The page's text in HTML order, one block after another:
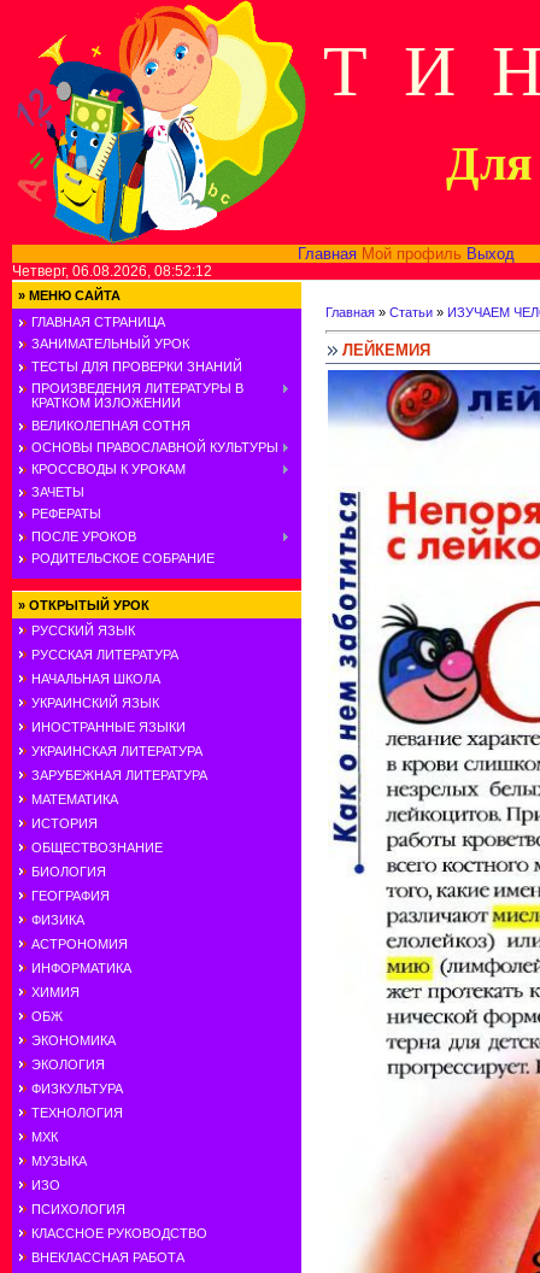
Т И
Для
Главная Мой профиль Выход
Четверг, 06.08.2026, 08:52:12
» МЕНЮ САЙТА
ГЛАВНАЯ СТРАНИЦА
ЗАНИМАТЕЛЬНЫЙ УРОК
ТЕСТЫ ДЛЯ ПРОВЕРКИ ЗНАНИЙ
ПРОИЗВЕДЕНИЯ ЛИТЕРАТУРЫ В
КРАТКОМ ИЗЛОЖЕНИИ
ВЕЛИКОЛЕПНАЯ СОТНЯ
ОСНОВЫ ПРАВОСЛАВНОЙ КУЛЬТУРЫ
КРОССВОДЫ К УРОКАМ
ЗАЧЕТЫ
РЕФЕРАТЫ
ПОСЛЕ УРОКОВ
РОДИТЕЛЬСКОЕ СОБРАНИЕ
» ОТКРЫТЫЙ УРОК
РУССКИЙ ЯЗЫК
РУССКАЯ ЛИТЕРАТУРА
НАЧАЛЬНАЯ ШКОЛА
УКРАИНСКИЙ ЯЗЫК
ИНОСТРАННЫЕ ЯЗЫКИ
УКРАИНСКАЯ ЛИТЕРАТУРА
ЗАРУБЕЖНАЯ ЛИТЕРАТУРА
МАТЕМАТИКА
ИСТОРИЯ
ОБЩЕСТВОЗНАНИЕ
БИОЛОГИЯ
ГЕОГРАФИЯ
ФИЗИКА
АСТРОНОМИЯ
ИНФОРМАТИКА
ХИМИЯ
ОБЖ
ЭКОНОМИКА
ЭКОЛОГИЯ
ФИЗКУЛЬТУРА
ТЕХНОЛОГИЯ
МХК
МУЗЫКА
ИЗО
ПСИХОЛОГИЯ
КЛАССНОЕ РУКОВОДСТВО
ВНЕКЛАССНАЯ РАБОТА
Главная » Статьи » ИЗУЧАЕМ
ЛЕЙКЕМИЯ